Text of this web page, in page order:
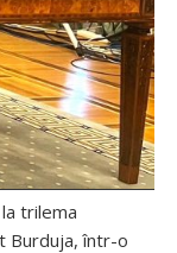
trilema
Burduja, într-o